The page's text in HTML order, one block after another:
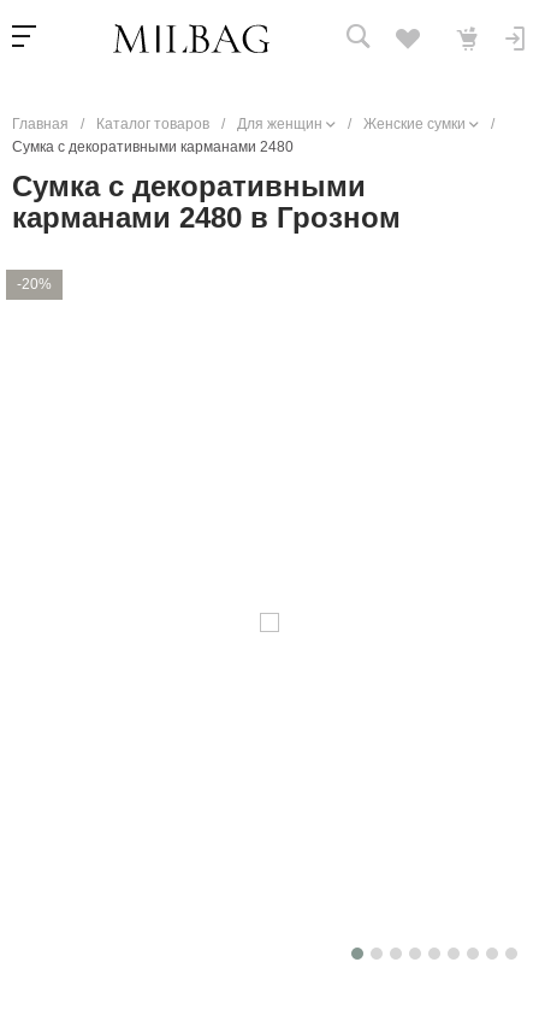
Главная / Каталог товаров / Для женщин / Женские сумки
/
Сумка с декоративными карманами 2480
Сумка с декоративными
карманами 2480 в Грозном
-20%